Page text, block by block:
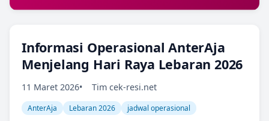
Informasi Operasional AnterAja
Menjelang Hari Raya Lebaran 2026
11 Maret 2026 Tim cek-resi.net
AnterAja Lebaran 2026 jadwal operasional